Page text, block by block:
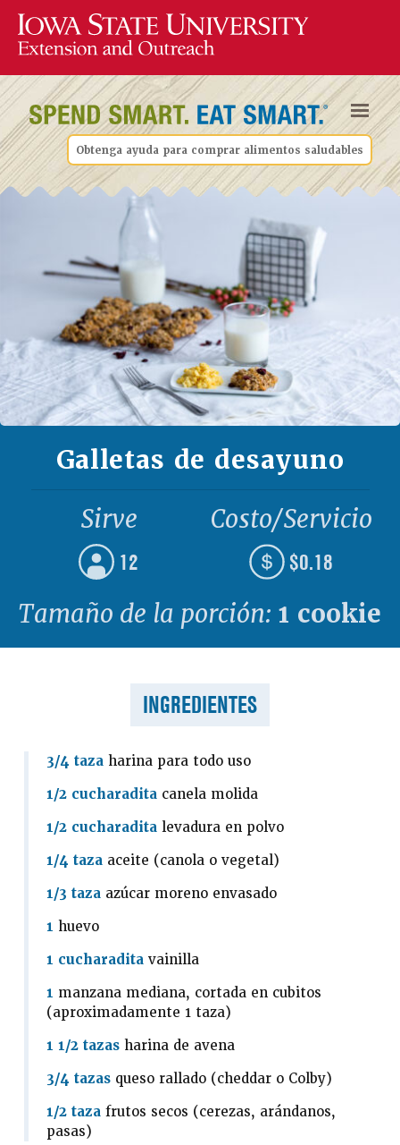
Obtenga ayuda para comprar alimentos saludables
Galletas de desayuno
Sirve
12
Costo/Servicio
$0.18
Tamaño de la porción: 1 cookie
INGREDIENTES
3/4 taza harina para todo uso
1/2 cucharadita canela molida
1/2 cucharadita levadura en polvo
1/4 taza aceite (canola o vegetal)
1/3 taza azúcar moreno envasado
1 huevo
1 cucharadita vainilla
1 manzana mediana, cortada en cubitos
(aproximadamente 1 taza)
1 1/2 tazas harina de avena
3/4 tazas queso rallado (cheddar o Colby)
1/2 taza frutos secos (cerezas, arándanos,
pasas)